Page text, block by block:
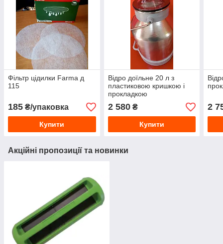
Фільтр цідилки Farma д
115
185 ₴/упаковка
Купити
Відро доїльне 20 л з
пластиковою кришкою і
прокладкою
2 580₴
Купити
2
Акційні пропозиції та новинки